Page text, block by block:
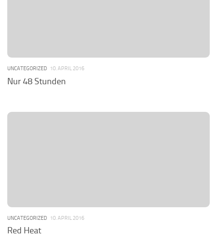
UNCATEGORIZED 10. APRIL 2016
Nur 48 Stunden
UNCATEGORIZED 10. APRIL 2016
Red Heat